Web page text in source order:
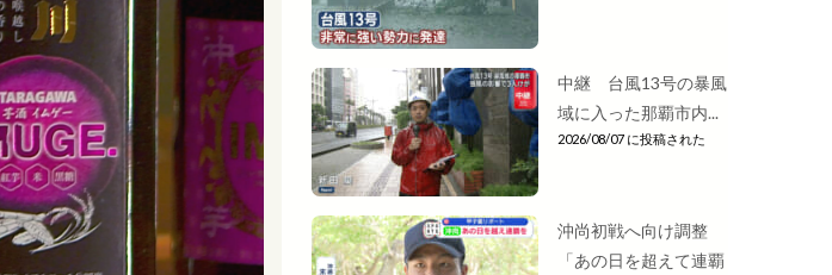
中継 台風13号の暴風
域に入った那覇市内...
2026/08/07 に投稿された
沖尚初戦へ向け調整
「あの日を超えて連覇